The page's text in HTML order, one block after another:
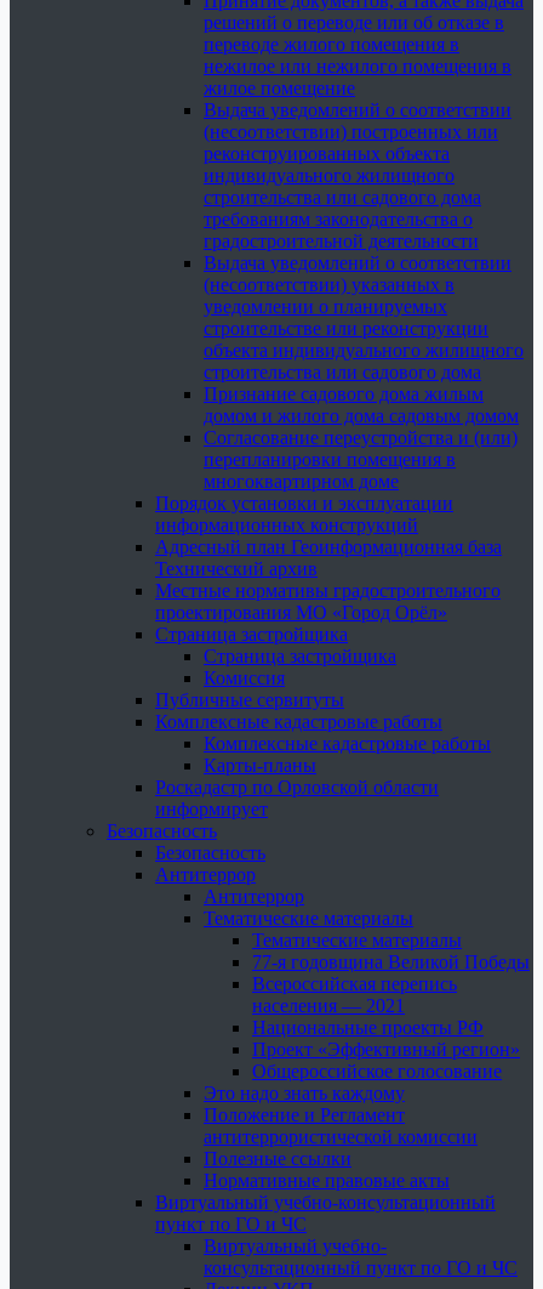
решений о переводе или об отказе в
переводе жилого помещения в
нежилое или нежилого помещения в
жилое помещение
Выдача уведомлений о соответствии
(несоответствии) построенных или
реконструированных объекта
индивидуального жилищного
строительства или садового дома
требованиям законодательства о
градостроительной деятельности
Выдача уведомлений о соответствии
(несоответствии) указанных в
уведомлении о планируемых
строительстве или реконструкции
объекта индивидуального жилищного
строительства или садового дома
Признание садового дома жилым
домом и жилого дома садовым домом
Согласование переустройства и (или)
перепланировки помещения в
многоквартирном доме
Порядок установки и эксплуатации
информационных конструкций
Адресный план Геоинформационная база
Технический архив
Местные нормативы градостроительного
проектирования МО «Город Орёл»
Страница застройщика
Страница застройщика
Комиссия
Публичные сервитуты
Комплексные кадастровые работы
Комплексные кадастровые работы
Карты-планы
Роскадастр по Орловской области
информирует
Безопасность
Безопасность
Антитеррор
Антитеррор
Тематические материалы
Тематические материалы
77-я годовщина Великой Победы
Всероссийская перепись
населения — 2021
Национальные проекты РФ
Проект «Эффективный регион»
Общероссийское голосование
Это надо знать каждому
Положение и Регламент
антитеррористической комиссии
Полезные ссылки
Нормативные правовые акты
Виртуальный учебно-консультационный
пункт по ГО и ЧС
Виртуальный учебно-
консультационный пункт по ГО и ЧС